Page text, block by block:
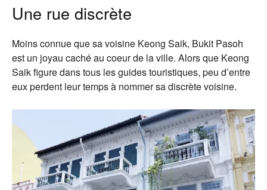
Une rue discrète
Moins connue que sa voisine Keong Saik, Bukit Pasoh
est un joyau caché au coeur de la ville. Alors que Keong
Saik figure dans tous les guides touristiques, peu d’entre
eux perdent leur temps à nommer sa discrète voisine.